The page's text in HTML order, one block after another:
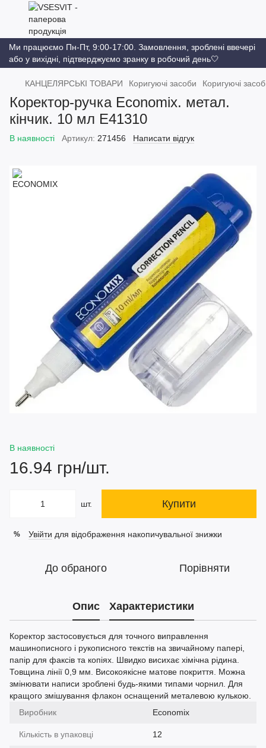
Ми працюємо Пн-Пт, 9:00-17:00. Замовлення, зроблені ввечері
або у вихідні, підтверджуємо зранку в робочий день🤍
КАНЦЕЛЯРСЬКІ ТОВАРИ Коригуючі засоби Коригуючі
Коректор-ручка Economix. метал.
кінчик. 10 мл E41310
В наявності Артикул: 271456 Написати відгук
В наявності
16.94 грн/шт.
шт. Купити
% Увійти для відображення накопичувальної знижки
До обраного Порівняти
Опис Характеристики
Коректор застосовується для точного виправлення
машинописного і рукописного текстів на звичайному папері,
папір для факсів та копіях. Швидко висихає хімічна рідина.
Товщина лінії 0,9 мм. Високоякісне матове покриття. Можна
змінювати написи зроблені будь-якими типами чорнил. Для
кращого змішування флакон оснащений металевою кулькою.
Виробник
Economix
Кількість в упаковці 12